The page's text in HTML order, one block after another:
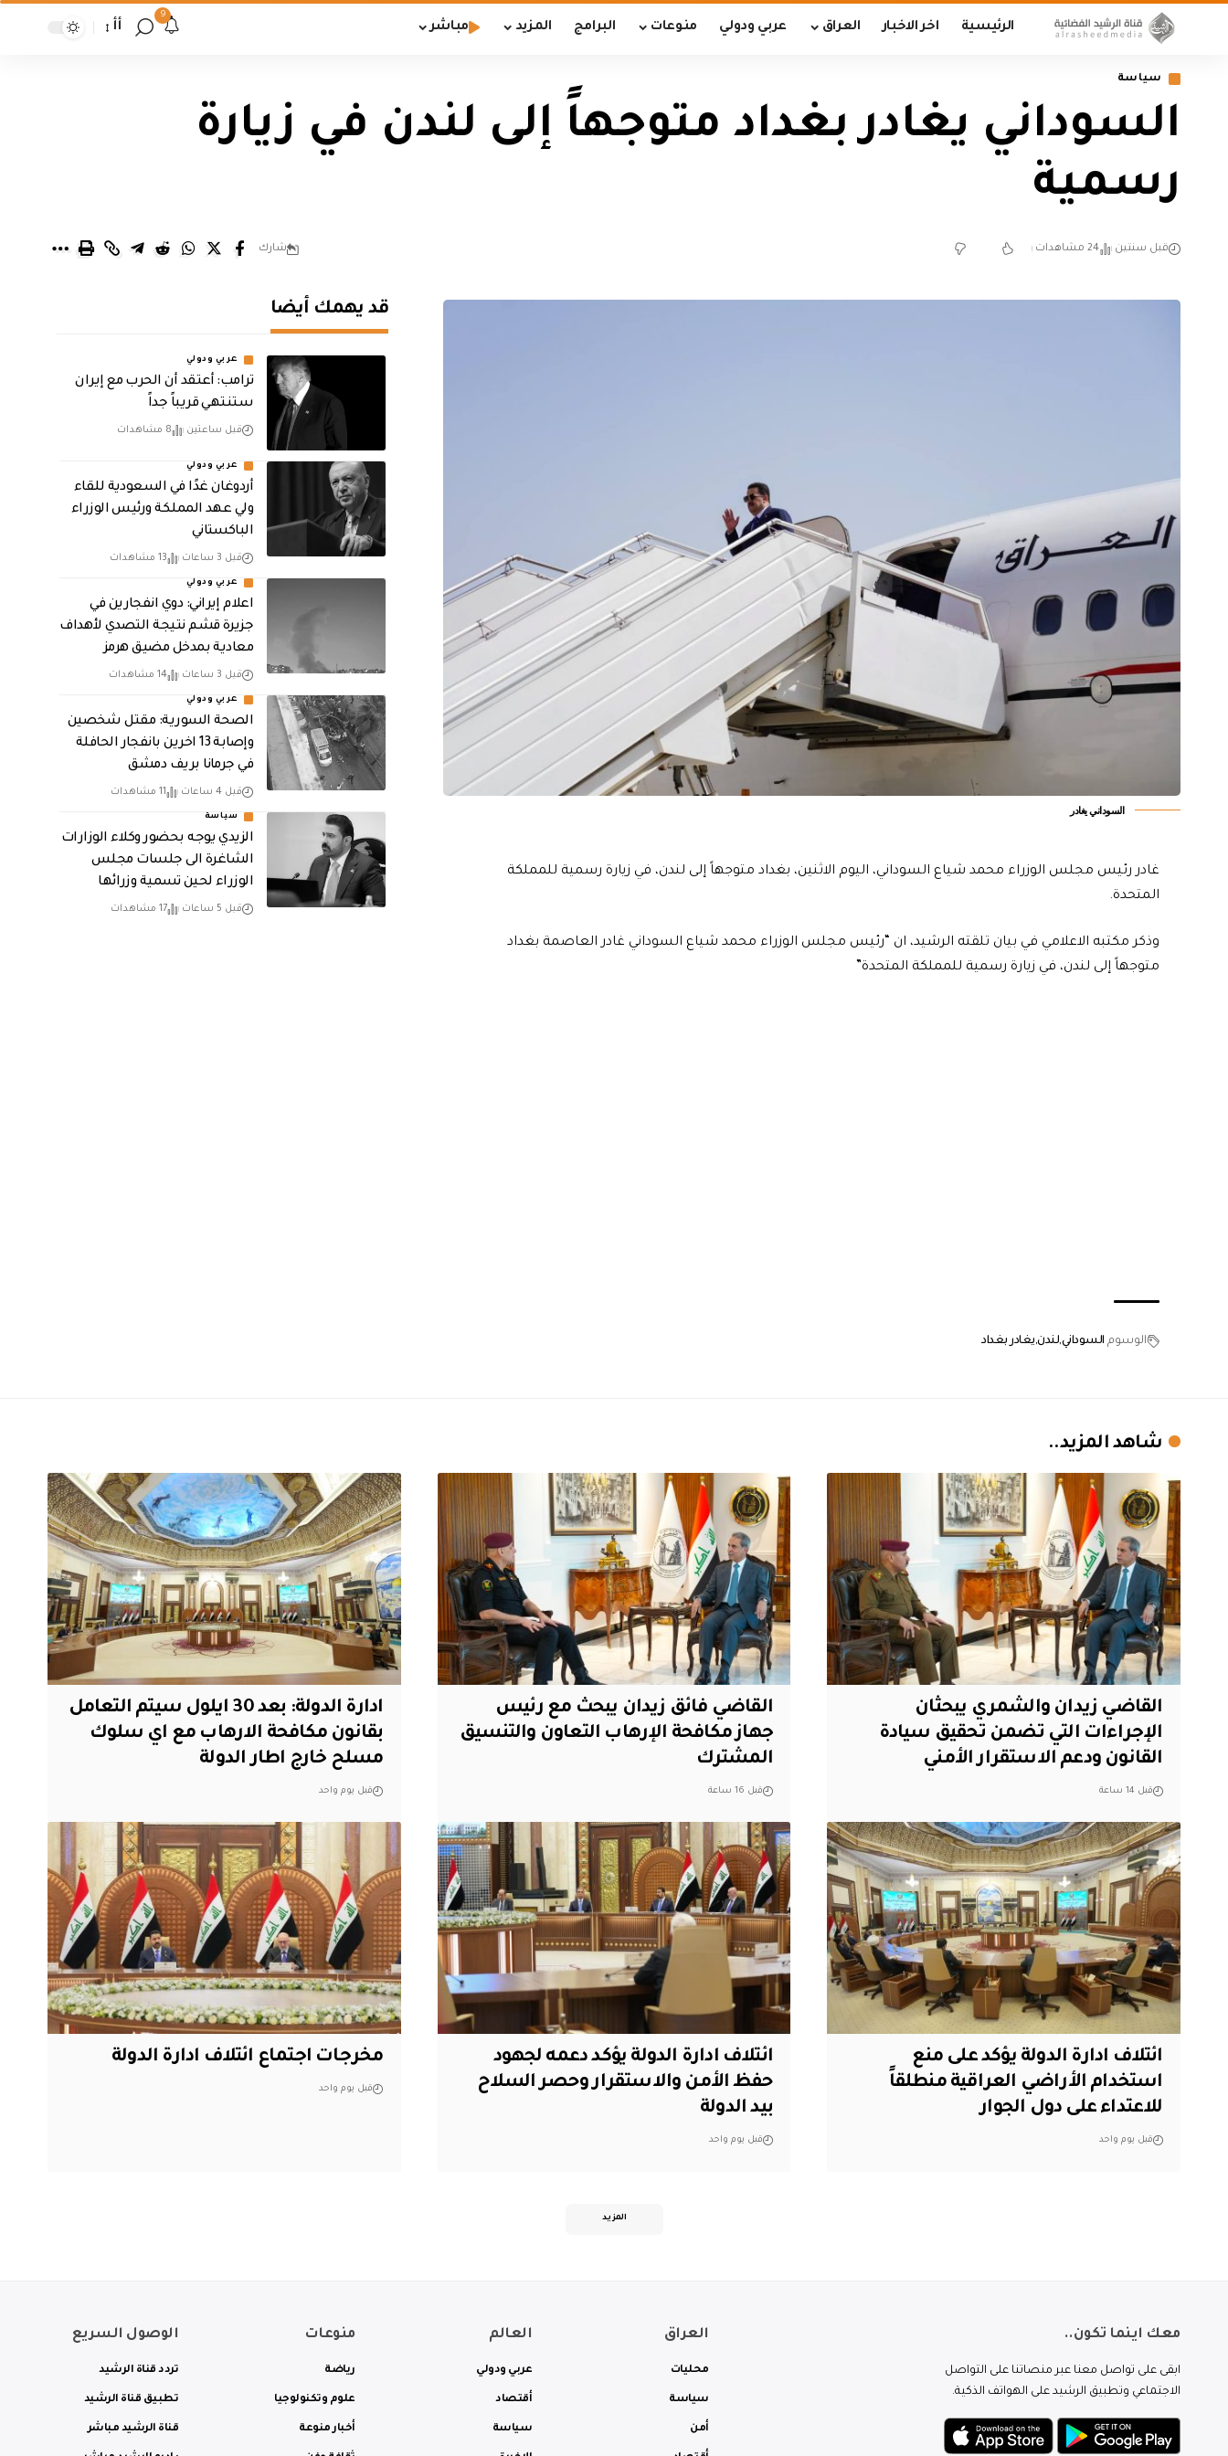
الرئيسية اخر الاخبار العراق عربي ودولي منوعات البرامج المزيد مباشر
9
أأ
سياسة
السوداني يغادر بغداد متوجهاً إلى لندن في زيارة
رسمية
قبل سنتين 24 مشاهدات شارك
السوداني يغادر
غادر رئيس مجلس الوزراء محمد شياع السوداني، اليوم الاثنين، بغداد متوجهاً إلى لندن، في زيارة رسمية للمملكة
المتحدة.
وذكر مكتبه الاعلامي في بيان تلقته الرشيد، ان “رئيس مجلس الوزراء محمد شياع السوداني غادر العاصمة بغداد
متوجهاً إلى لندن، في زيارة رسمية للمملكة المتحدة”
الوسوم السوداني لندن يغادر بغداد
قد يهمك أيضا
عربي ودولي
‏ترامب: أعتقد أن الحرب مع إيران
ستنتهي قريباً جداً
قبل ساعتين 8 مشاهدات
عربي ودولي
أردوغان غدًا في السعودية للقاء
ولي عهد المملكة ورئيس الوزراء
الباكستاني
قبل 3 ساعات 13 مشاهدات
عربي ودولي
اعلام إيراني: دوي انفجارين في
جزيرة قشم نتيجة التصدي لأهداف
معادية بمدخل مضيق هرمز
قبل 3 ساعات 14 مشاهدات
عربي ودولي
الصحة السورية: مقتل شخصين
وإصابة 13 اخرين بانفجار الحافلة
في جرمانا بريف دمشق
قبل 4 ساعات 11 مشاهدات
سياسة
الزيدي يوجه بحضور وكلاء الوزارات
الشاغرة الى جلسات مجلس
الوزراء لحين تسمية وزرائها
قبل 5 ساعات 17 مشاهدات
شاهد المزيد..
القاضي زيدان والشمري يبحثان
الإجراءات التي تضمن تحقيق سيادة
القانون ودعم الاستقرار الأمني
قبل 14 ساعة
القاضي فائق زيدان يبحث مع رئيس
جهاز مكافحة الإرهاب التعاون والتنسيق
المشترك
قبل 16 ساعة
ادارة الدولة: بعد 30 ايلول سيتم التعامل
بقانون مكافحة الارهاب مع اي سلوك
مسلح خارج اطار الدولة
قبل يوم واحد
ائتلاف ادارة الدولة يؤكد على منع
استخدام الأراضي العراقية منطلقاً
للاعتداء على دول الجوار
قبل يوم واحد
ائتلاف ادارة الدولة يؤكد دعمه لجهود
حفظ الأمن والاستقرار وحصر السلاح
بيد الدولة
قبل يوم واحد
مخرجات اجتماع ائتلاف ادارة الدولة
قبل يوم واحد
المزيد
معك اينما تكون..
ابقى على تواصل معنا عبر منصاتنا على التواصل
الاجتماعي وتطبيق الرشيد على الهواتف الذكية.
العراق
محليات
سياسة
أمن
العالم
عربي ودولي
أقتصاد
سياسة
منوعات
رياضة
علوم وتكنولوجيا
أخبار منوعة
الوصول السريع
تردد قناة الرشيد
تطبيق قناة الرشيد
قناة الرشيد مباشر